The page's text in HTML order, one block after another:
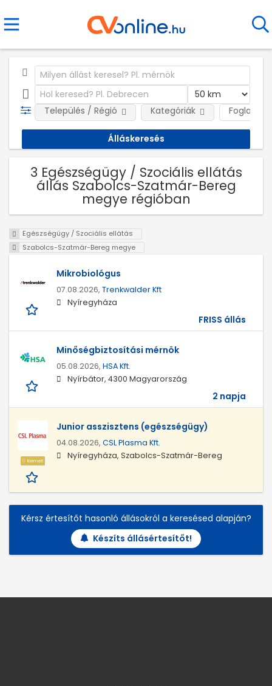
Település / Régió Kategóriák
3 Egészségügy / Szociális ellátás
állás Szabolcs-Szatmár-Bereg
megye régióban
Egészségügy / Szociális ellátás
Szabolcs-Szatmár-Bereg megye
Mikrobiológus
07.08.2026, Trenkwalder Kft
Nyíregyháza
FRISS állás
Minőségbiztosítási mérnök
05.08.2026, HSA Kft.
Nyírbátor, 4300 Magyarország
2 napja
Kiemelt
Junior asszisztens (egészségügy)
04.08.2026, CSL Plasma Kft.
Nyíregyháza, Szabolcs-Szatmár-Bereg
Kérsz értesítőt hasonló állásokról a keresésed alapján?
Készíts állásértesítőt!